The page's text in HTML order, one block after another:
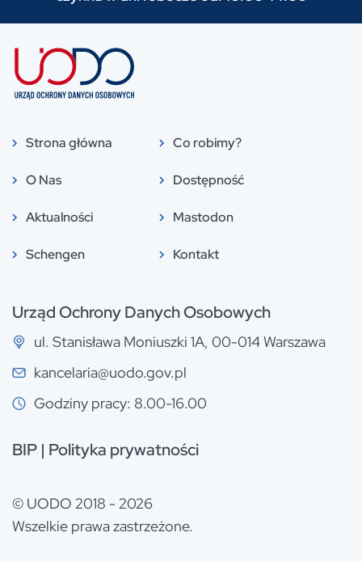
Strona główna
O Nas
Aktualności
Schengen
Co robimy?
Dostępność
Mastodon
Kontakt
Urząd Ochrony Danych Osobowych
ul. Stanisława Moniuszki 1A, 00-014 Warszawa
kancelaria@uodo.gov.pl
Godziny pracy: 8.00-16.00
BIP | Polityka prywatności
© UODO 2018 - 2026
Wszelkie prawa zastrzeżone.